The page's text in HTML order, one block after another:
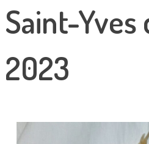
Saint-
2023